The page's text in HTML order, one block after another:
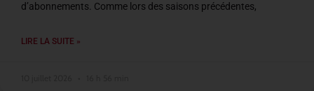
d’abonnements. Comme lors des saisons précédentes,
LIRE LA SUITE »